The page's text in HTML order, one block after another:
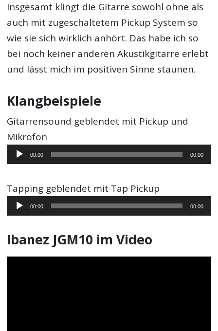
Insgesamt klingt die Gitarre sowohl ohne als
auch mit zugeschaltetem Pickup System so
wie sie sich wirklich anhört. Das habe ich so
bei noch keiner anderen Akustikgitarre erlebt
und lässt mich im positiven Sinne staunen.
Klangbeispiele
Gitarrensound geblendet mit Pickup und
Mikrofon
Audio-
Player
00:00 00:00
Tapping geblendet mit Tap Pickup
Audio-
Player
00:00 00:00
Ibanez JGM10 im Video